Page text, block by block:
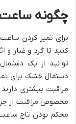
چگونه ساعت
برای تمیز کردن
کنید تا گرد و غبار و
توانید از یک
دستمال خشک برای
مراقبت بیشتری
مخصوص مراقبت از
محکم بودن تاج